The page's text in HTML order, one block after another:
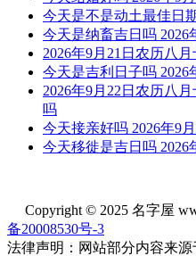
今天是不是动土最佳日
今天是纳畜吉日吗 2026
2026年9月21日农历八
今天是吉利日子吗 2026
2026年9月22日农历八
吗
今天接亲好吗 2026年9
今天移徙是吉日吗 2026
Copyright © 2025 名字屋
备20008530号-3
法律声明：网站部分内容来